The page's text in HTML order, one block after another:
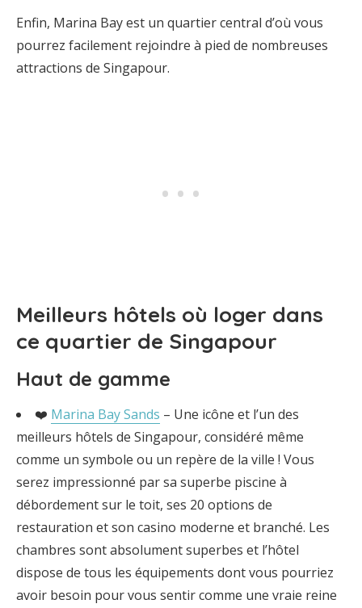
Enfin, Marina Bay est un quartier central d’où vous
pourrez facilement rejoindre à pied de nombreuses
attractions de Singapour.
Meilleurs hôtels où loger dans
ce quartier de Singapour
Haut de gamme
❤️ Marina Bay Sands – Une icône et l’un des
meilleurs hôtels de Singapour, considéré même
comme un symbole ou un repère de la ville ! Vous
serez impressionné par sa superbe piscine à
débordement sur le toit, ses 20 options de
restauration et son casino moderne et branché. Les
chambres sont absolument superbes et l’hôtel
dispose de tous les équipements dont vous pourriez
avoir besoin pour vous sentir comme une vraie reine